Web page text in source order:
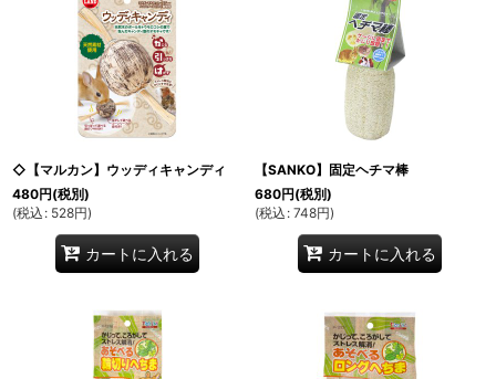
◇【マルカン】ウッディキャンディ
480円(税別)
(税込 : 528円)
カートに入れる
【SANKO】固定ヘチマ棒
680円(税別)
(税込 : 748円)
カートに入れる